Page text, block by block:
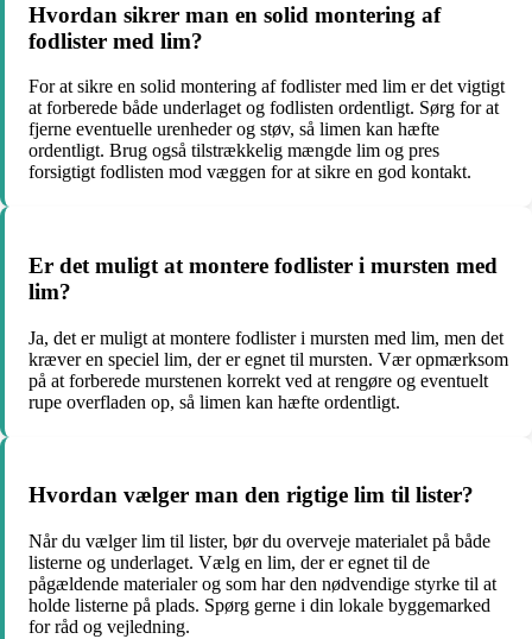
Hvordan sikrer man en solid montering af
fodlister med lim?
For at sikre en solid montering af fodlister med lim er det vigtigt
at forberede både underlaget og fodlisten ordentligt. Sørg for at
fjerne eventuelle urenheder og støv, så limen kan hæfte
ordentligt. Brug også tilstrækkelig mængde lim og pres
forsigtigt fodlisten mod væggen for at sikre en god kontakt.
Er det muligt at montere fodlister i mursten med
lim?
Ja, det er muligt at montere fodlister i mursten med lim, men det
kræver en speciel lim, der er egnet til mursten. Vær opmærksom
på at forberede murstenen korrekt ved at rengøre og eventuelt
rupe overfladen op, så limen kan hæfte ordentligt.
Hvordan vælger man den rigtige lim til lister?
Når du vælger lim til lister, bør du overveje materialet på både
listerne og underlaget. Vælg en lim, der er egnet til de
pågældende materialer og som har den nødvendige styrke til at
holde listerne på plads. Spørg gerne i din lokale byggemarked
for råd og vejledning.